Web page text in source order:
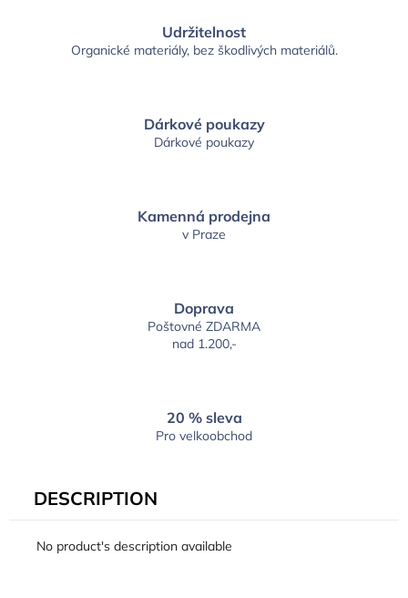
Udržitelnost
Organické materiály, bez škodlivých materiálů.
Dárkové poukazy
Dárkové poukazy
Kamenná prodejna
v Praze
Doprava
Poštovné ZDARMA
nad 1.200,-
20 % sleva
Pro velkoobchod
DESCRIPTION
No product's description available